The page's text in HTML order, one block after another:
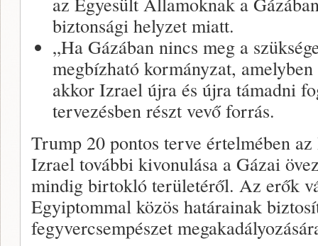
biztonsági helyzet miatt.
„Ha Gázában nincs meg a
megbízható kormányzat,
akkor Izrael újra és újra támadni
tervezésben részt vevő forrás.
Trump 20 pontos terve értelmében
Izrael további kivonulása a Gázai
mindig birtokló területéről. Az erők
Egyiptommal közös határainak
fegyvercsempészet